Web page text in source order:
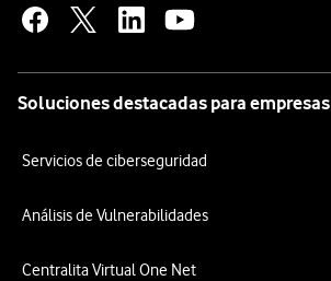
Soluciones destacadas para empresas
Servicios de ciberseguridad
Análisis de Vulnerabilidades
Centralita Virtual One Net